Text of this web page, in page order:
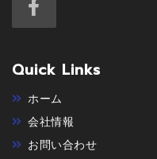
Quick Links
ホーム
会社情報
お問い合わせ